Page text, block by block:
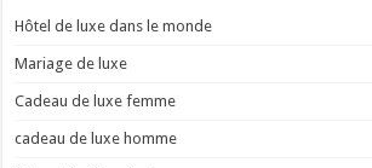
Hôtel de luxe dans le monde
Mariage de luxe
Cadeau de luxe femme
cadeau de luxe homme